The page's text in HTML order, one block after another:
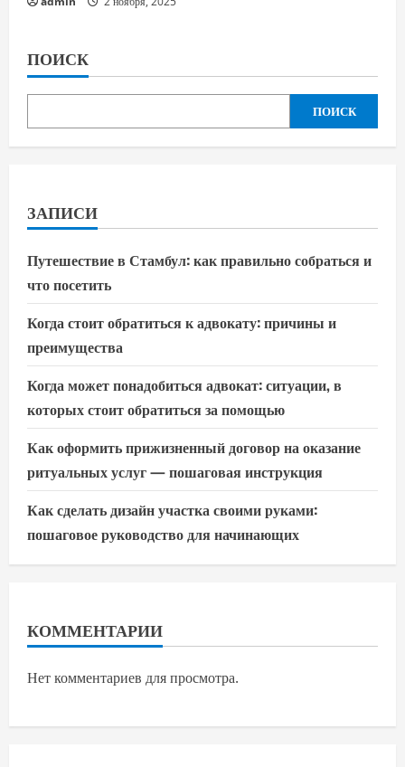
ПОИСК
ПОИСК
ЗАПИСИ
Путешествие в Стамбул: как правильно собраться и
что посетить
Когда стоит обратиться к адвокату: причины и
преимущества
Когда может понадобиться адвокат: ситуации, в
которых стоит обратиться за помощью
Как оформить прижизненный договор на оказание
ритуальных услуг — пошаговая инструкция
Как сделать дизайн участка своими руками:
пошаговое руководство для начинающих
КОММЕНТАРИИ
Нет комментариев для просмотра.